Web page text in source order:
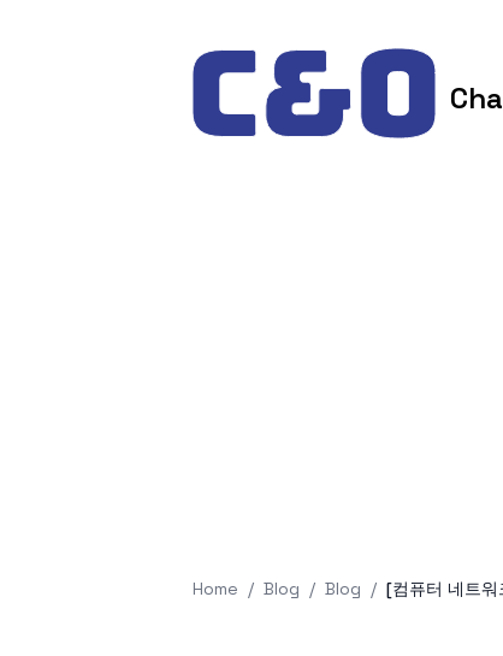
Home / Blog / Blog / [컴퓨터 네트